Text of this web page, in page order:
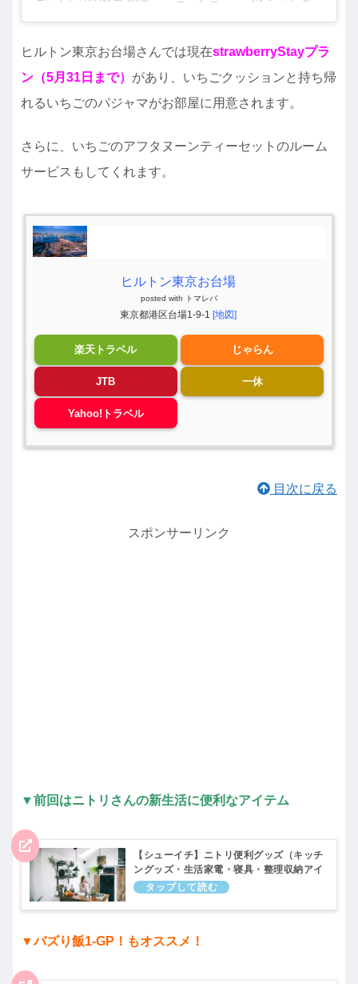
ヒルトン東京お台場さんでは現在strawberryStayプラ
ン（5月31日まで） があり、いちごクッションと持ち帰
れるいちごのパジャマがお部屋に用意されます。
さらに、いちごのアフタヌーンティーセットのルーム
サービスもしてくれます。
ヒルトン東京お台場
posted with トマレバ
東京都港区台場1-9-1[地図]
楽天トラベル じゃらん
JTB 一休
Yahoo!トラベル
目次に戻る
スポンサーリンク
▼前回はニトリさんの新生活に便利なアイテム
【シューイチ】ニトリ便利グッズ（キッチ
ングッズ・生活家電・寝具・整理収納アイ
テムなど）プレミアム（ツウマニ）3月26
▼バズり飯1-GP！もオススメ！